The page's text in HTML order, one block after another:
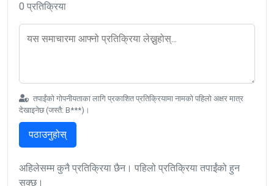
0 प्रतिक्रिया
तपाईंको गोपनीयताका लागि प्रकाशित प्रतिक्रियामा नामको पहिलो अक्षर मात्र
देखाइनेछ (जस्तै: B***)।
पठाउनुहोस्
अहिलेसम्म कुनै प्रतिक्रिया छैन। पहिलो प्रतिक्रिया तपाईंको हुन
सक्छ।